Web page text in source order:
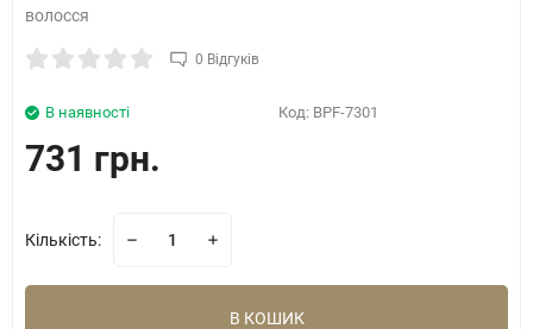
волосся
0 Відгуків
Код: BPF-7301
В наявності
731 грн.
Кількість:
В КОШИК